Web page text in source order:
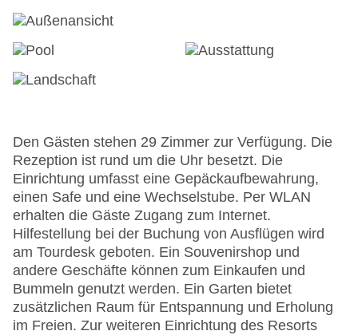
Den Gästen stehen 29 Zimmer zur Verfügung. Die
Rezeption ist rund um die Uhr besetzt. Die
Einrichtung umfasst eine Gepäckaufbewahrung,
einen Safe und eine Wechselstube. Per WLAN
erhalten die Gäste Zugang zum Internet.
Hilfestellung bei der Buchung von Ausflügen wird
am Tourdesk geboten. Ein Souvenirshop und
andere Geschäfte können zum Einkaufen und
Bummeln genutzt werden. Ein Garten bietet
zusätzlichen Raum für Entspannung und Erholung
im Freien. Zur weiteren Einrichtung des Resorts